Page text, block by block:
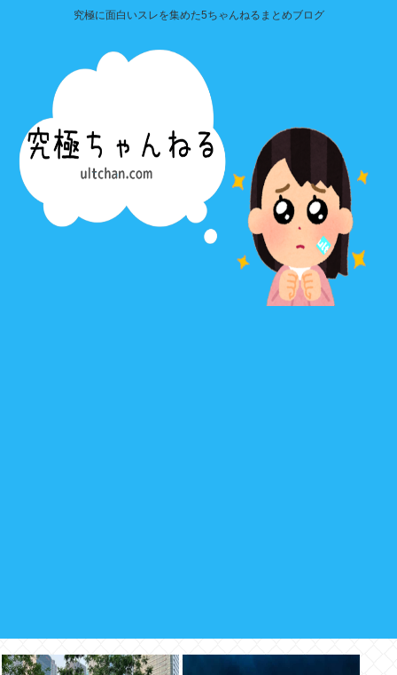
究極に面白いスレを集めた5ちゃんねるまとめブログ